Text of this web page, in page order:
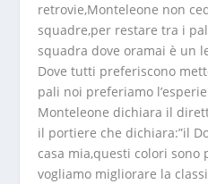
retrovie,Monteleone non
squadre,per restare tra i
squadra dove oramai è un
Dove tutti preferiscono
pali noi preferiamo
Monteleone dichiara il
il portiere che dichiara:”il
casa mia,questi colori sono
vogliamo migliorare la